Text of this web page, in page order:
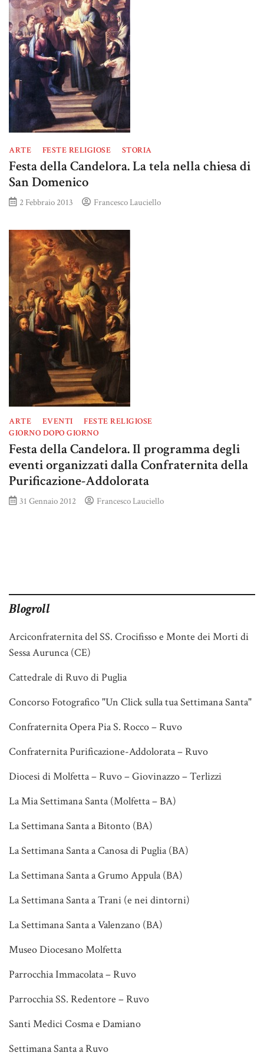
ARTE FESTE RELIGIOSE STORIA
Festa della Candelora. La tela nella chiesa di
San Domenico
2 Febbraio 2013 Francesco Lauciello
ARTE EVENTI
FESTE RELIGIOSE
GIORNO DOPO GIORNO
Festa della Candelora. Il programma degli
eventi organizzati dalla Confraternita della
Purificazione-Addolorata
31 Gennaio 2012 Francesco Lauciello
Blogroll
Arciconfraternita del SS. Crocifisso e Monte dei Morti di
Sessa Aurunca (CE)
Cattedrale di Ruvo di Puglia
Concorso Fotografico "Un Click sulla tua Settimana Santa"
Confraternita Opera Pia S. Rocco – Ruvo
Confraternita Purificazione-Addolorata – Ruvo
Diocesi di Molfetta – Ruvo – Giovinazzo – Terlizzi
La Mia Settimana Santa (Molfetta – BA)
La Settimana Santa a Bitonto (BA)
La Settimana Santa a Canosa di Puglia (BA)
La Settimana Santa a Grumo Appula (BA)
La Settimana Santa a Trani (e nei dintorni)
La Settimana Santa a Valenzano (BA)
Museo Diocesano Molfetta
Parrocchia Immacolata – Ruvo
Parrocchia SS. Redentore – Ruvo
Santi Medici Cosma e Damiano
Settimana Santa a Ruvo